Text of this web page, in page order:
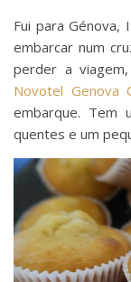
Fui para Génova, Itália, com um propósito muito específico:
embarcar num
perder a
Novotel Genova
embarque. Tem
quentes e um